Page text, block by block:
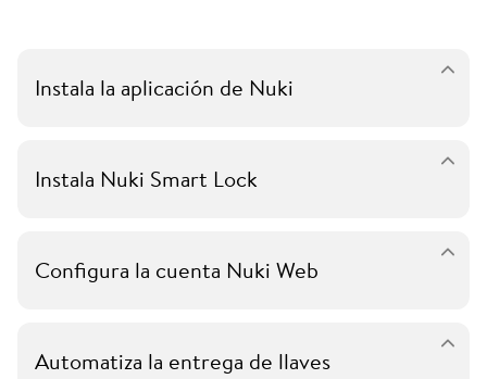
Instala la aplicación de Nuki
Instala Nuki Smart Lock
Configura la cuenta Nuki Web
Automatiza la entrega de llaves